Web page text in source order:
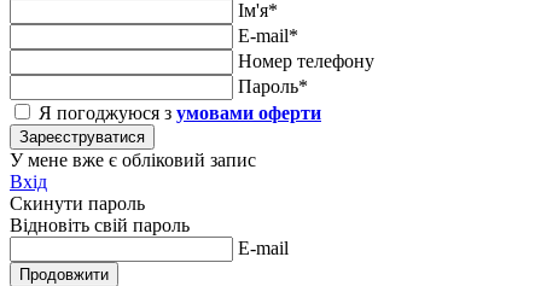
Ім'я*
E-mail*
Номер телефону
Пароль*
Я погоджуюся з умовами оферти
Зареєструватися
У мене вже є обліковий запис
Вхід
Скинути пароль
Відновіть свій пароль
E-mail
Продовжити